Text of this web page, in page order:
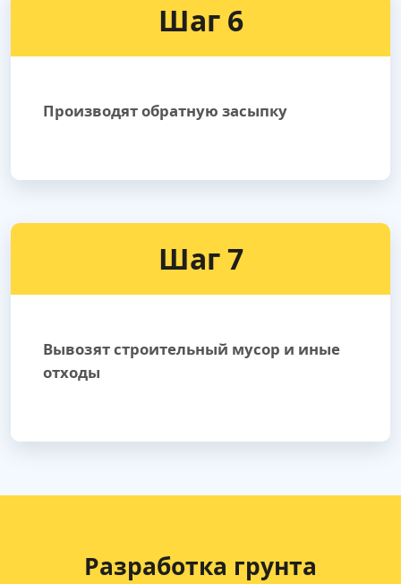
Шаг 6
Производят обратную засыпку
Шаг 7
Вывозят строительный мусор и иные
отходы
Разработка грунта